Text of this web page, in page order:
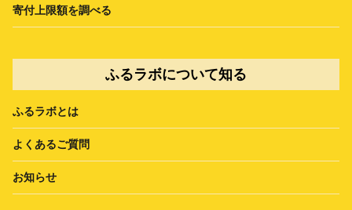
寄付上限額を調べる
ふるラボについて知る
ふるラボとは
よくあるご質問
お知らせ